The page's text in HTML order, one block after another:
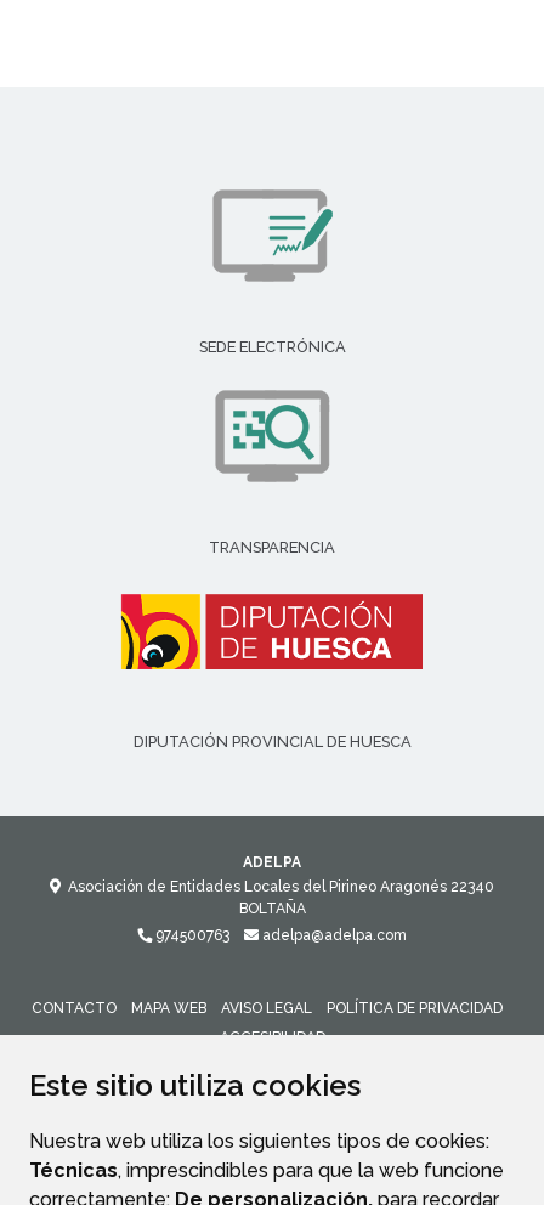
Este sitio utiliza cookies
Nuestra web utiliza los siguientes tipos de cookies:
Técnicas, imprescindibles para que la web funcione
correctamente; De personalización, para recordar
SEDE ELECTRÓNICA
TRANSPARENCIA
DIPUTACIÓN PROVINCIAL DE HUESCA
ADELPA
Asociación de Entidades Locales del Pirineo Aragonés 22340
BOLTAÑA
974500763
adelpa@adelpa.com
CONTACTO MAPA WEB AVISO LEGAL
POLÍTICA DE PRIVACIDAD
ACCESIBILIDAD